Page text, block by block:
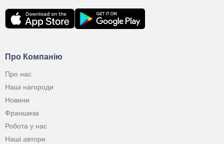
Про Компанію
Про нас
Наші нагороди
Новини
Франшиза
Робота у нас
Наші автори